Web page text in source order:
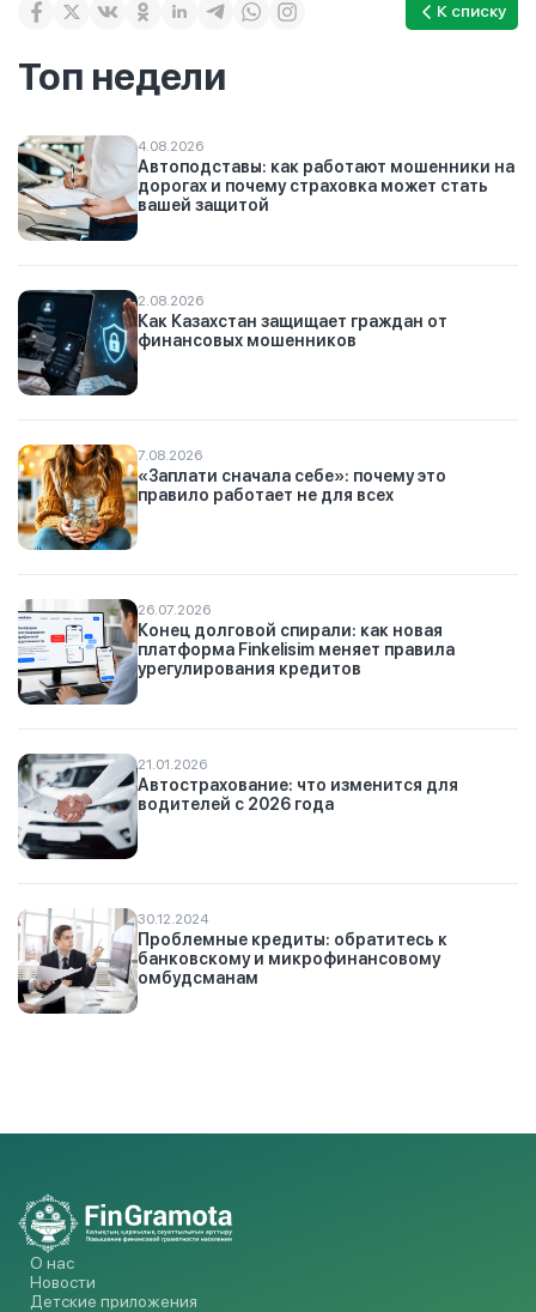
К списку
Топ недели
4.08.2026
Автоподставы: как работают мошенники на
дорогах и почему страховка может стать
вашей защитой
2.08.2026
Как Казахстан защищает граждан от
финансовых мошенников
7.08.2026
«Заплати сначала себе»: почему это
правило работает не для всех
26.07.2026
Конец долговой спирали: как новая
платформа Finkelisim меняет правила
урегулирования кредитов
21.01.2026
Автострахование: что изменится для
водителей с 2026 года
30.12.2024
Проблемные кредиты: обратитесь к
банковскому и микрофинансовому
омбудсманам
О нас
Новости
Детские приложения